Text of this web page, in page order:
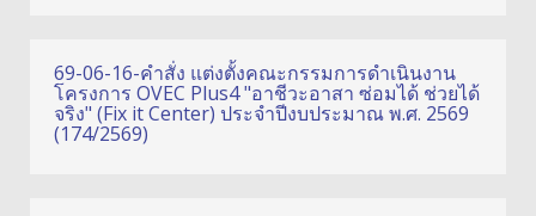
69-06-16-คำสั่ง แต่งตั้งคณะกรรมการดำเนินงาน
โครงการ OVEC Plus4 "อาชีวะอาสา ซ่อมได้ ช่วยได้
จริง" (Fix it Center) ประจำปีงบประมาณ พ.ศ. 2569
(174/2569)